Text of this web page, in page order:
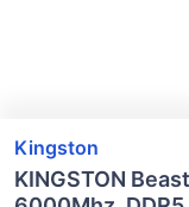
Kingston
KINGSTON